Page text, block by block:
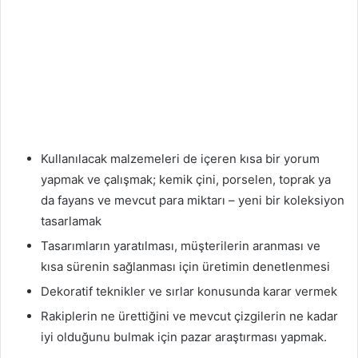
Kullanılacak malzemeleri de içeren kısa bir yorum
yapmak ve çalışmak; kemik çini, porselen, toprak ya
da fayans ve mevcut para miktarı – yeni bir koleksiyon
tasarlamak
Tasarımların yaratılması, müşterilerin aranması ve
kısa sürenin sağlanması için üretimin denetlenmesi
Dekoratif teknikler ve sırlar konusunda karar vermek
Rakiplerin ne ürettiğini ve mevcut çizgilerin ne kadar
iyi olduğunu bulmak için pazar araştırması yapmak.